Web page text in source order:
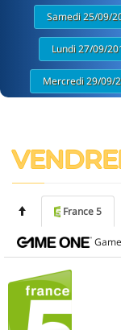
Samedi 25/09/
Lundi 27/09/
Mercredi 29/09/
France 5